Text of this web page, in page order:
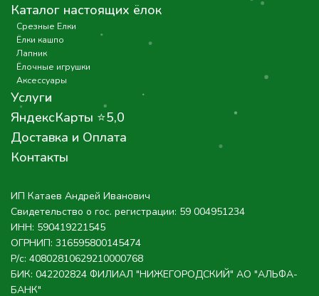
Аксессуары
Услуги
ЯндексКарты ⭐5,0
Доставка и Оплата
Контакты
ИП Катаев Андрей Иванович
Свидетельство о гос. регистрации: 59 004951234
ИНН: 590419221545
БИК: 042202824 ФИЛИАЛ "НИЖЕГОРОДСКИЙ" АО "АЛЬФА-
БАНК"
к/с: 30101810200000000824
г. Москва, ул.Веткина, 2 стр.14